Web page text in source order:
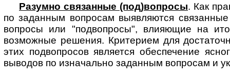
Разумно связанные (под)вопросы. Как
по заданным вопросам вы­яв­ля­ют­ся
вопросы или "подвопросы", влияющие на
возможные решения. Критерием для
этих подвопросов является обеспечение
выводов по изначально заданным вопросам и